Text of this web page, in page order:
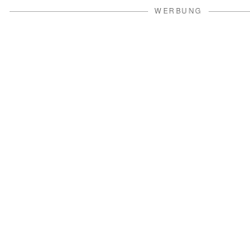
WERBUNG